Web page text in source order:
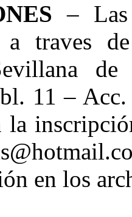
– Las
a traves
11 –
la
en los